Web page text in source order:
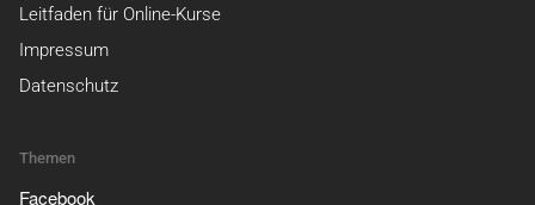
Leitfaden für Online-Kurse
Impressum
Datenschutz
Themen
Facebook